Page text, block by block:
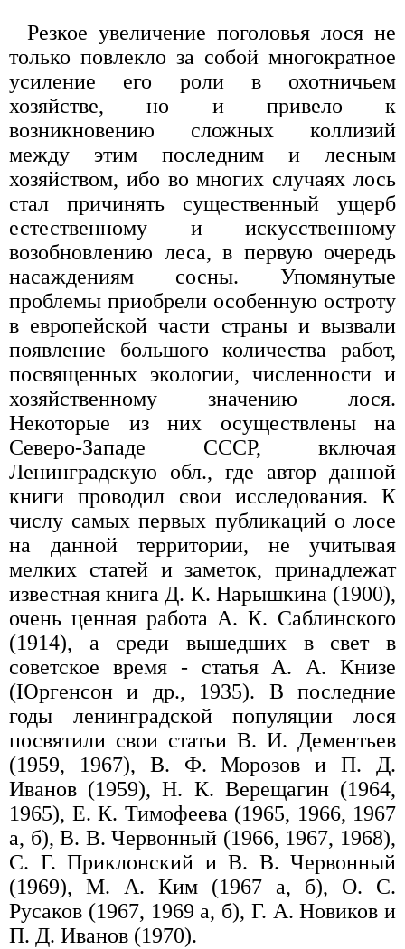
Резкое увеличение поголовья лося не
только повлекло за собой многократное
усиление его роли в охотничьем
хозяйстве, но и привело к
возникновению сложных коллизий
между этим последним и лесным
хозяйством, ибо во многих случаях лось
стал причинять существенный ущерб
естественному и искусственному
возобновлению леса, в первую очередь
насаждениям сосны. Упомянутые
проблемы приобрели особенную остроту
в европейской части страны и вызвали
появление большого количества работ,
посвященных экологии, численности и
хозяйственному значению лося.
Некоторые из них осуществлены на
Северо-Западе СССР, включая
Ленинградскую обл., где автор данной
книги проводил свои исследования. К
числу самых первых публикаций о лосе
на данной территории, не учитывая
мелких статей и заметок, принадлежат
известная книга Д. К. Нарышкина (1900),
очень ценная работа А. К. Саблинского
(1914), а среди вышедших в свет в
советское время - статья А. А. Книзе
(Юргенсон и др., 1935). В последние
годы ленинградской популяции лося
посвятили свои статьи В. И. Дементьев
(1959, 1967), В. Ф. Морозов и П. Д.
Иванов (1959), Н. К. Верещагин (1964,
1965), Е. К. Тимофеева (1965, 1966, 1967
а, б), В. В. Червонный (1966, 1967, 1968),
С. Г. Приклонский и В. В. Червонный
(1969), М. А. Ким (1967 а, б), О. С.
Русаков (1967, 1969 а, б), Г. А. Новиков и
П. Д. Иванов (1970).